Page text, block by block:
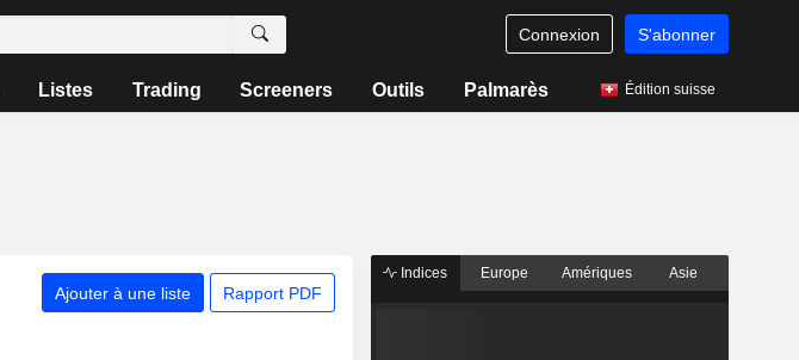
Connexion S'abonner
Listes Trading Screeners Outils Palmarès Édition suisse
Ajouter à une liste Rapport PDF
Indices Europe Amériques Asie